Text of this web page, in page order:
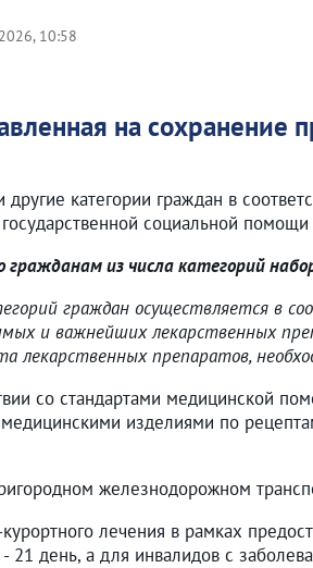
10:58
на сохранение
категории граждан в
социальной
гражданам из числа категорий
граждан осуществляется
и важнейших лекарственных
лекарственных препаратов,
со стандартами медицинской
изделиями по
железнодорожном
лечения в рамках
21 день, а для инвалидов с